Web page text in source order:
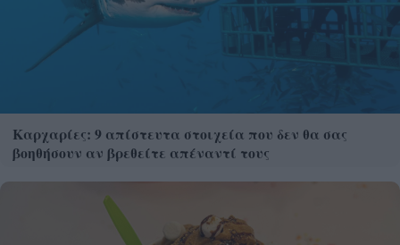
Καρχαρίες: 9 απίστευτα στοιχεία που δεν θα σας
βοηθήσουν αν βρεθείτε απέναντί τους